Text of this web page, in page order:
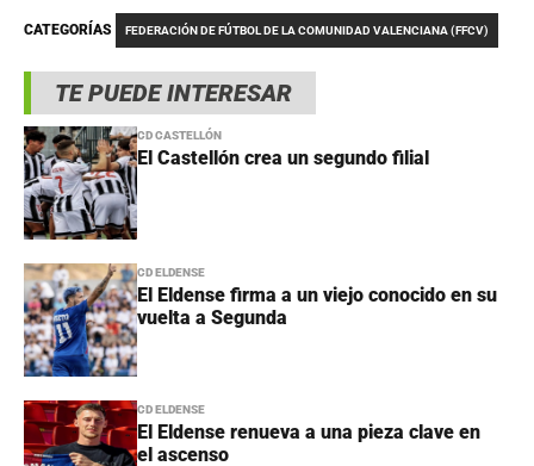
TE PUEDE INTERESAR
CD CASTELLÓN
El Castellón crea un segundo filial
CD ELDENSE
El Eldense firma a un viejo conocido en su
vuelta a Segunda
CD ELDENSE
El Eldense renueva a una pieza clave en
el ascenso
CATEGORÍAS FEDERACIÓN DE FÚTBOL DE LA COMUNIDAD VALENCIANA (FFCV)